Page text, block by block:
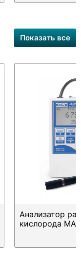
Показать все
Анализатор
кислорода